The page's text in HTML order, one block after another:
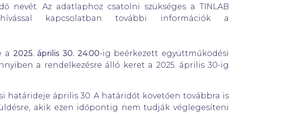
nevét. Az adatlaphoz csatolni szükséges a TINLAB
kapcsolatban további információk a
a 2025. április 30. 24:00-ig beérkezett együttműködési
a rendelkezésre álló keret a 2025. április 30-ig
határideje április 30. A határidőt követően továbbra is
akik ezen időpontig nem tudják véglegesíteni